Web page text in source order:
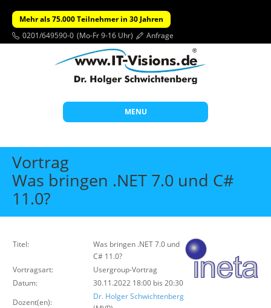
Mehr als 75.000 Teilnehmer in 30 Jahren
0201/649590-0 (Mo-Fr 9-16 Uhr) Anfrage
MENU
Start
Beratung
Wissen
Über uns
Suche
Vortrag
Was bringen .NET 7.0 und C#
11.0?
Titel:
Was bringen .NET 7.0 und
C# 11.0?
Vortragsart:
Usergroup-Vortrag
Datum:
30.11.2022 18:00 bis 20:30
Dozent(en):
Dr. Holger Schwichtenberg